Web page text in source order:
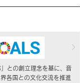
との創立理念を基に、音
各国との文化交流を推進